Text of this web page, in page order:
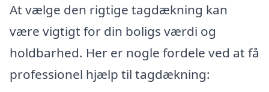
At vælge den rigtige tagdækning kan
være vigtigt for din boligs værdi og
holdbarhed. Her er nogle fordele ved at få
professionel hjælp til tagdækning: